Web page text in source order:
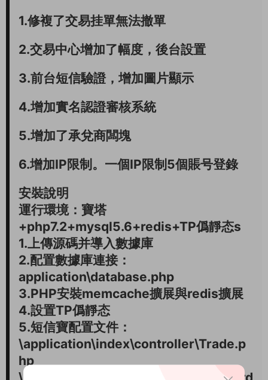
1.修複了交易挂單無法撤單
2.交易中心增加了幅度，後台設置
3.前台短信驗證，增加圖片顯示
4.增加實名認證審核系統
5.增加了承兌商闆塊
6.增加IP限制。一個IP限制5個賬号登錄
安裝說明
運行環境：寶塔
+php7.2+mysql5.6+redis+TP僞靜态s
1.上傳源碼并導入數據庫
2.配置數據庫連接：
application\database.php
3.PHP安裝memcache擴展與redis擴展
4.設置TP僞靜态
5.短信寶配置文件：
\application\index\controller\Trade.p
hp